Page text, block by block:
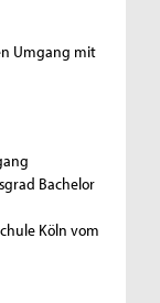
Umgang mit
Bachelor
Köln vom